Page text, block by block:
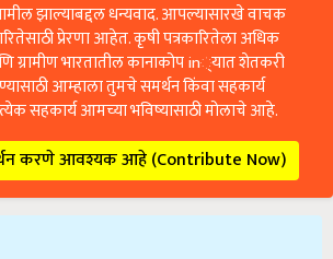
झाल्याबद्दल धन्यवाद. आपल्यासारखे वाचक
प्रेरणा आहेत. कृषी पत्रकारितेला अधिक
ग्रामीण भारतातील कानाकोप in्यात शेतकरी
आम्हाला तुमचे समर्थन किंवा सहकार्य
सहकार्य आमच्या भविष्यासाठी मोलाचे आहे.
करणे आवश्यक आहे (Contribute Now)